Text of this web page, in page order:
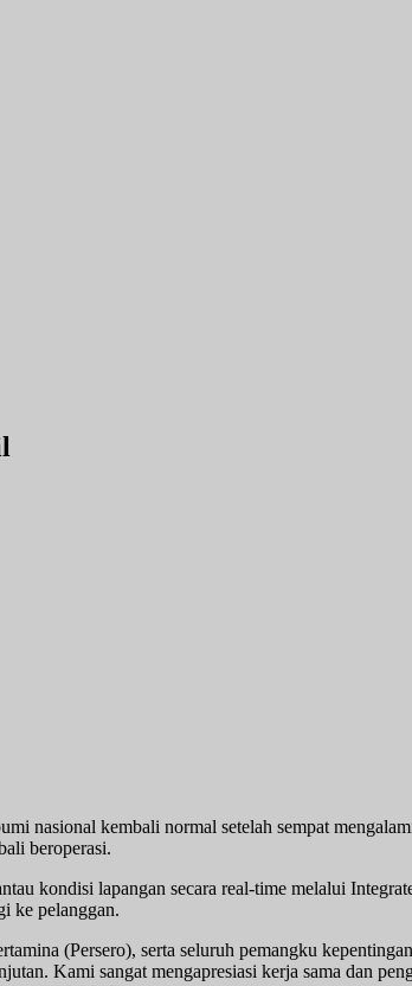
kembali normal setelah sempat
beroperasi.
kondisi lapangan secara real-time melalui
ke pelanggan.
(Persero), serta seluruh pemangku
Kami sangat mengapresiasi kerja sama dan